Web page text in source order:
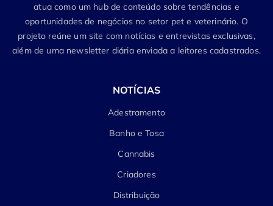
atua como um hub de conteúdo sobre tendências e
oportunidades de negócios no setor pet e veterinário. O
projeto reúne um site com notícias e entrevistas exclusivas,
além de uma newsletter diária enviada a leitores cadastrados.
NOTÍCIAS
Adestramento
Banho e Tosa
Cannabis
Criadores
Distribuição